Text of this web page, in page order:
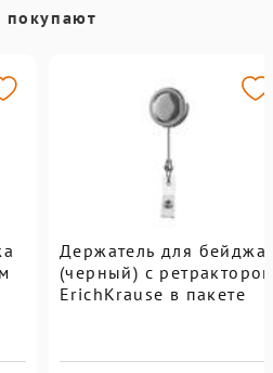
покупают
Держатель для бейджа
(черный) с
ErichKrause в пакете